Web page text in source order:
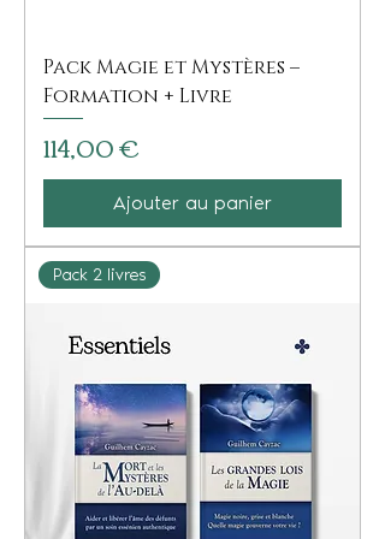
Pack Magie et Mystères –
Formation + Livre
Prix
114,00 €
Ajouter au panier
Pack 2 livres